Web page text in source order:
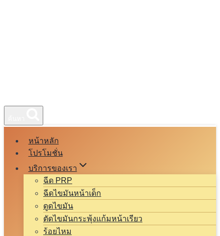
หน้าหลัก
โปรโมชั่น
บริการของเรา
ฉีด PRP
ฉีดไขมันหน้าเด็ก
ดูดไขมัน
ตัดไขมันกระพุ้งแก้มหน้าเรียว
ร้อยไหม